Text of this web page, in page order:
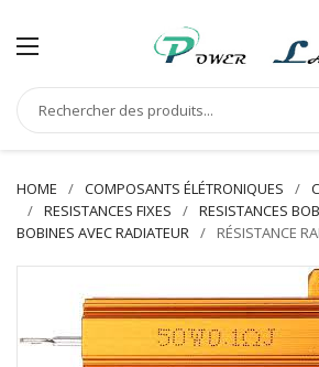
HOME COMPOSANTS ÉLÉTRONIQUES
RESISTANCES FIXES
RESISTANCES
BOBINES AVEC RADIATEUR
RÉSISTANCE